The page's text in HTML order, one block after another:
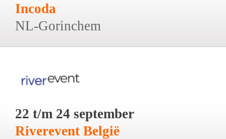
Incoda
NL-Gorinchem
22 t/m 24 september
Riverevent België